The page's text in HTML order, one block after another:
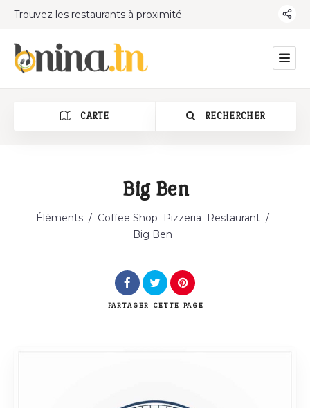
Trouvez les restaurants à proximité
CARTE RECHERCHER
Catégorie
Big Ben
Éléments / Coffee Shop Pizzeria Restaurant /
Big Ben
PARTAGER CETTE PAGE